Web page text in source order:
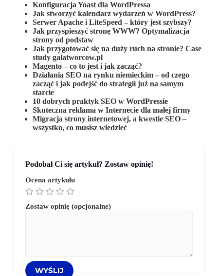
Konfiguracja Yoast dla WordPressa
Jak stworzyć kalendarz wydarzeń w WordPress?
Serwer Apache i LiteSpeed – który jest szybszy?
Jak przyspieszyć stronę WWW? Optymalizacja
strony od podstaw
Jak przygotować się na duży ruch na stronie? Case
study galatworcow.pl
Magento – co to jest i jak zacząć?
Działania SEO na rynku niemieckim – od czego
zacząć i jak podejść do strategii już na samym
starcie
10 dobrych praktyk SEO w WordPressie
Skuteczna reklama w Internecie dla małej firmy
Migracja strony internetowej, a kwestie SEO –
wszystko, co musisz wiedzieć
Podobał Ci się artykuł? Zostaw opinię!
Ocena artykułu
Zostaw opinię (opcjonalne)